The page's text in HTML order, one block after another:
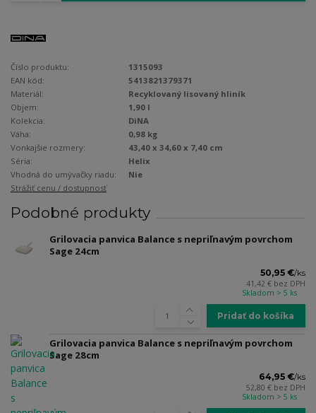
Číslo produktu:
1315093
EAN kód:
5413821379371
Materiál:
Recyklovaný lisovaný hliník
Objem:
1,90 l
Kolekcia:
DiNA
Váha:
0,98 kg
Vonkajšie rozmery:
43,40 x 34,60 x 7,40 cm
Séria:
Helix
Vhodná do umývačky riadu:
Nie
Strážiť cenu / dostupnosť
Podobné produkty
Grilovacia panvica Balance s nepriľnavým povrchom
Sage 24cm
50,95 €/ks
41,42 € bez DPH
Skladom > 5 ks
Pridať do košíka
Grilovacia panvica Balance s nepriľnavým povrchom
Sage 28cm
64,95 €/ks
52,80 € bez DPH
Skladom > 5 ks